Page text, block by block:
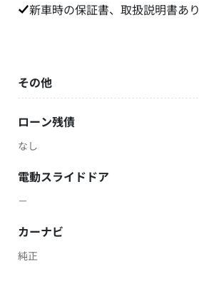
新車時の保証書、取扱説明書あり
その他
ローン残債
なし
電動スライドドア
－
カーナビ
純正